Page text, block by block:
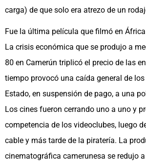
carga) de que solo era atrezo de un
Fue la última película que filmó en
La crisis económica que se produjo a
80 en Camerún triplicó el precio de las
tiempo provocó una caída general de
Estado, en suspensión de pago, a una
Los cines fueron cerrando uno a uno y
competencia de los videoclubes, luego
cable y más tarde de la piratería. La
cinematográfica camerunesa se redujo